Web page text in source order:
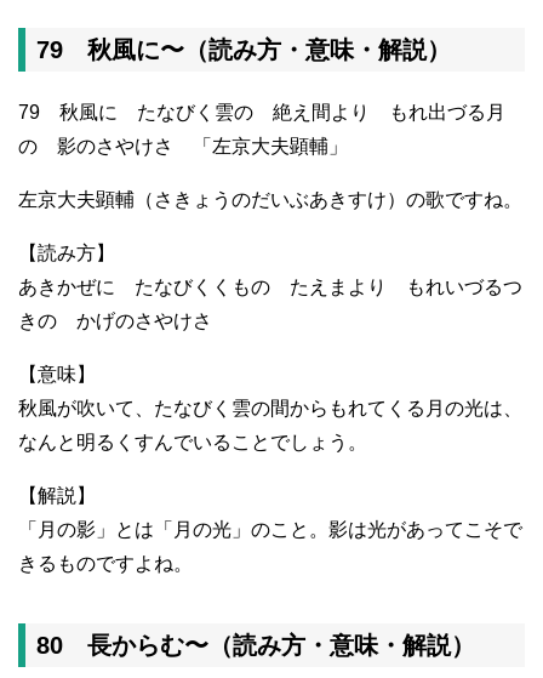
79 秋風に〜（読み方・意味・解説）
79 秋風に たなびく雲の 絶え間より もれ出づる月
の 影のさやけさ 「左京大夫顕輔」
左京大夫顕輔（さきょうのだいぶあきすけ）の歌ですね。
【読み方】
あきかぜに たなびくくもの たえまより もれいづるつ
きの かげのさやけさ
【意味】
秋風が吹いて、たなびく雲の間からもれてくる月の光は、
なんと明るくすんでいることでしょう。
【解説】
「月の影」とは「月の光」のこと。影は光があってこそで
きるものですよね。
80 長からむ〜（読み方・意味・解説）